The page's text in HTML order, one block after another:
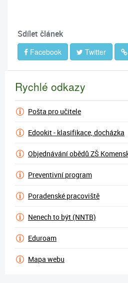
Sdílet článek
Facebook Twitter
Rychlé odkazy
Pošta pro učitele
Edookit - klasifikace, docházka
Objednávání obědů ZŠ
Preventivní program
Poradenské pracoviště
Nenech to být (NNTB)
Eduroam
Mapa webu